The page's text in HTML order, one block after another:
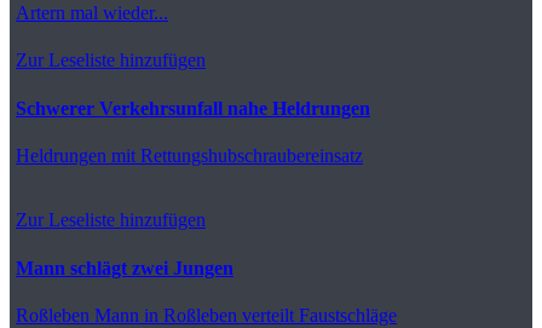
Artern mal wieder...
Zur Leseliste hinzufügen
Schwerer Verkehrsunfall nahe Heldrungen
Heldrungen mit Rettungshubschraubereinsatz
Zur Leseliste hinzufügen
Mann schlägt zwei Jungen
Roßleben Mann in Roßleben verteilt Faustschläge